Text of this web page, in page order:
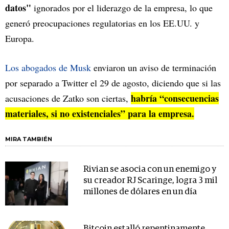
datos" ignorados por el liderazgo de la empresa, lo que
generó preocupaciones regulatorias en los EE.UU. y
Europa.
Los abogados de Musk enviaron un aviso de terminación
por separado a Twitter el 29 de agosto, diciendo que si las
acusaciones de Zatko son ciertas, habría “consecuencias
materiales, si no existenciales” para la empresa.
MIRA TAMBIÉN
Rivian se asocia con un enemigo y
su creador RJ Scaringe, logra 3 mil
millones de dólares en un día